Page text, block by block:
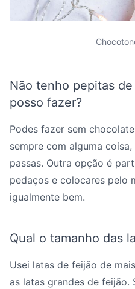
Não tenho pepitas
posso fazer?
Podes fazer sem
sempre com alguma
passas. Outra opção é
pedaços e colocares pelo
igualmente bem.
Qual o tamanho das
Usei latas de feijão de
as latas grandes de feijão.